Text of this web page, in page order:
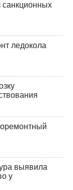
санкционных
ледокола
выявила
у